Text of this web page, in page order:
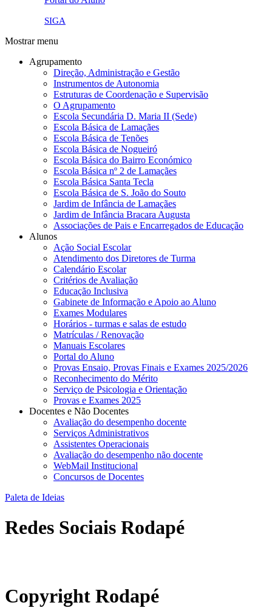
link4.png
SIGA
Mostrar menu
Agrupamento
Direção, Administração e Gestão
Instrumentos de Autonomia
Estruturas de Coordenação e Supervisão
O Agrupamento
Escola Secundária D. Maria II (Sede)
Escola Básica de Lamaçães
Escola Básica de Tenões
Escola Básica de Nogueiró
Escola Básica do Bairro Económico
Escola Básica nº 2 de Lamaçães
Escola Básica Santa Tecla
Escola Básica de S. João do Souto
Jardim de Infância de Lamaçães
Jardim de Infância Bracara Augusta
Associações de Pais e Encarregados de Educação
Alunos
Ação Social Escolar
Atendimento dos Diretores de Turma
Calendário Escolar
Critérios de Avaliação
Educação Inclusiva
Gabinete de Informação e Apoio ao Aluno
Exames Modulares
Horários - turmas e salas de estudo
Matrículas / Renovação
Manuais Escolares
Portal do Aluno
Provas Ensaio, Provas Finais e Exames 2025/2026
Reconhecimento do Mérito
Serviço de Psicologia e Orientação
Provas e Exames 2025
Docentes e Não Docentes
Avaliação do desempenho docente
Serviços Administrativos
Assistentes Operacionais
Avaliação do desempenho não docente
WebMail Institucional
Concursos de Docentes
Paleta de Ideias
Redes Sociais Rodapé
Copyright Rodapé